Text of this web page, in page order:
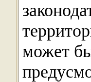
может